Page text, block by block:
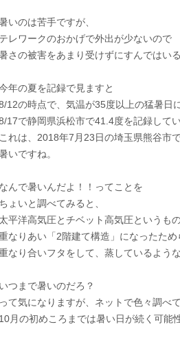
いのは苦手ですが、
テレワークのおかげで外出が少ないので
さの被害をあまり受けずにすんではい
年の夏を記録で見ますと
12の時点で、気温が35度以上の猛暑日
17で静岡県浜松市で41.4度を記録してい
これは、2018年7月23日の埼玉県熊谷市
いですね。
なんで暑いんだよ！！ってことを
ちょいと調べてみると、
太平洋高気圧とチベット高気圧というも
なりあい「2階建て構造」になったため
なり合いフタをして、蒸しているよう
いつまで暑いのだろ？
って気になりますが、ネットで色々調べ
10月の初めころまでは暑い日が続く可能